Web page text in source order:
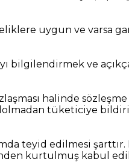
uygun ve varsa
bilgilendirmek ve
halinde
tüketiciye
teyid edilmesi
kurtulmuş kabul